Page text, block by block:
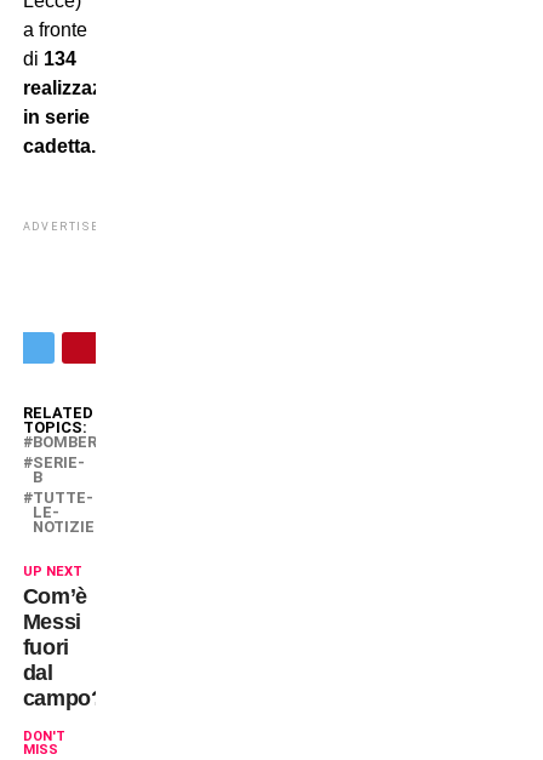
a fronte
di 134
realizzazioni
in serie
cadetta.
ADVERTISEMENT
RELATED
TOPICS:
BOMBER
SERIE-
B
TUTTE-
LE-
NOTIZIE
UP NEXT
Com’è
Messi
fuori
dal
campo?
DON'T
MISS